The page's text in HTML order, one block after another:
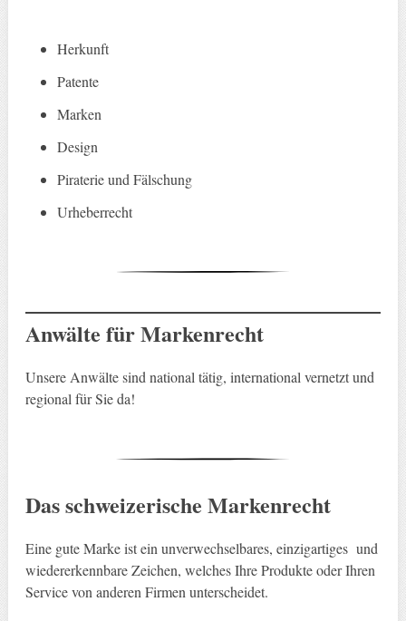
Herkunft
Patente
Marken
Design
Piraterie und Fälschung
Urheberrecht
Anwälte für Markenrecht
Unsere Anwälte sind national tätig, international vernetzt und
regional für Sie da!
Das schweizerische Markenrecht
Eine gute Marke ist ein unverwechselbares, einzigartiges und
wiedererkennbare Zeichen, welches Ihre Produkte oder Ihren
Service von anderen Firmen unterscheidet.